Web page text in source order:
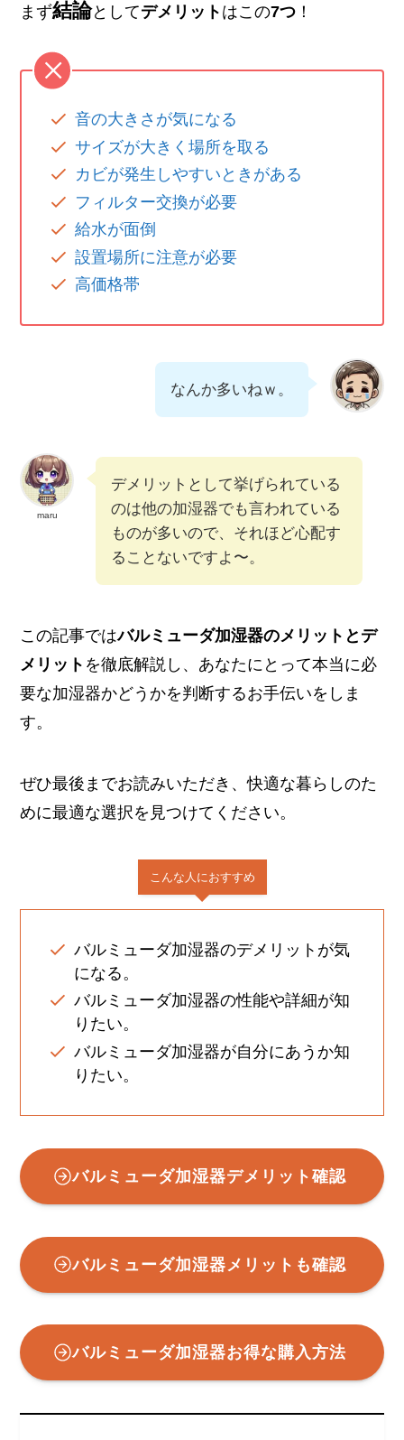
まず結論としてデメリット はこの7つ ！
音の大きさが気になる
サイズが大きく場所を取る
カビが発生しやすいときがある
フィルター交換が必要
給水が面倒
設置場所に注意が必要
高価格帯
なんか多いねｗ。
maru
デメリットとして挙げられている
のは他の加湿器でも言われている
ものが多いので、それほど心配す
ることないですよ〜。
この記事ではバルミューダ加湿器のメリットとデ
メリット を徹底解説し、あなたにとって本当に必
要な加湿器かどうかを判断するお手伝いをしま
す。
ぜひ最後までお読みいただき、快適な暮らしのた
めに最適な選択を見つけてください。
こんな人におすすめ
バルミューダ加湿器のデメリットが気
になる。
バルミューダ加湿器の性能や詳細が知
りたい。
バルミューダ加湿器が自分にあうか知
りたい。
バルミューダ加湿器デメリット確認
バルミューダ加湿器メリットも確認
バルミューダ加湿器お得な購入方法